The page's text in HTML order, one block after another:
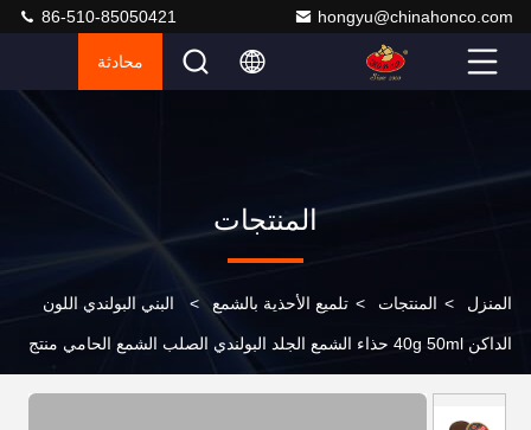
hongyu@chinahonco.com
86-510-85050421
محادثة
المنتجات
المنزل > المنتجات > تلميع الأحذية بالشمع > البني البولندي اللون
الداكن 40g 50ml حذاء الشمع الجلد البولندي الصلب الشمع الحامي منتج